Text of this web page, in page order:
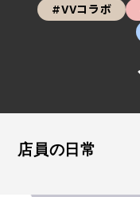
#VVコラボ
店員の日常